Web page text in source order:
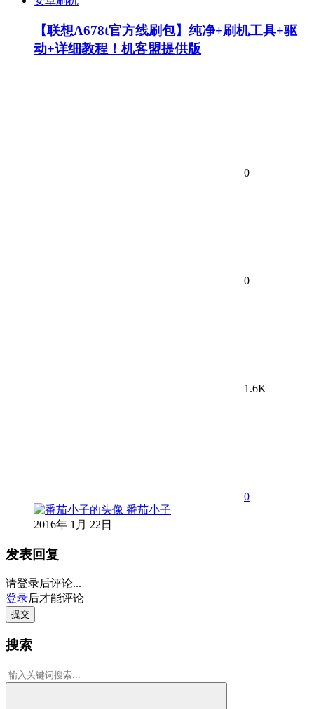
【联想A678t官方线刷包】纯净+刷机工具+驱
动+详细教程！机客盟提供版
0
0
1.6K
0
番茄小子
2016年 1月 22日
发表回复
请登录后评论...
登录后才能评论
提交
搜索